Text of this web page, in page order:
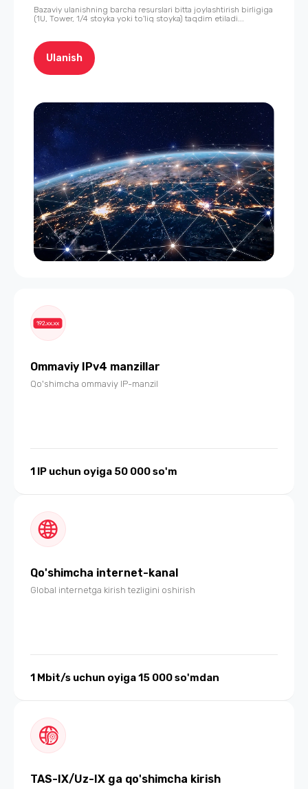
Bazaviy ulanishning barcha resurslari bitta joylashtirish birligiga
(1U, Tower, 1/4 stoyka yoki to'liq stoyka) taqdim etiladi...
Ulanish
Ommaviy IPv4 manzillar
Qo'shimcha ommaviy IP-manzil
1 IP uchun oyiga 50 000 so'm
Qo'shimcha internet-kanal
Global internetga kirish tezligini oshirish
1 Mbit/s uchun oyiga 15 000 so'mdan
TAS-IX/Uz-IX ga qo'shimcha kirish